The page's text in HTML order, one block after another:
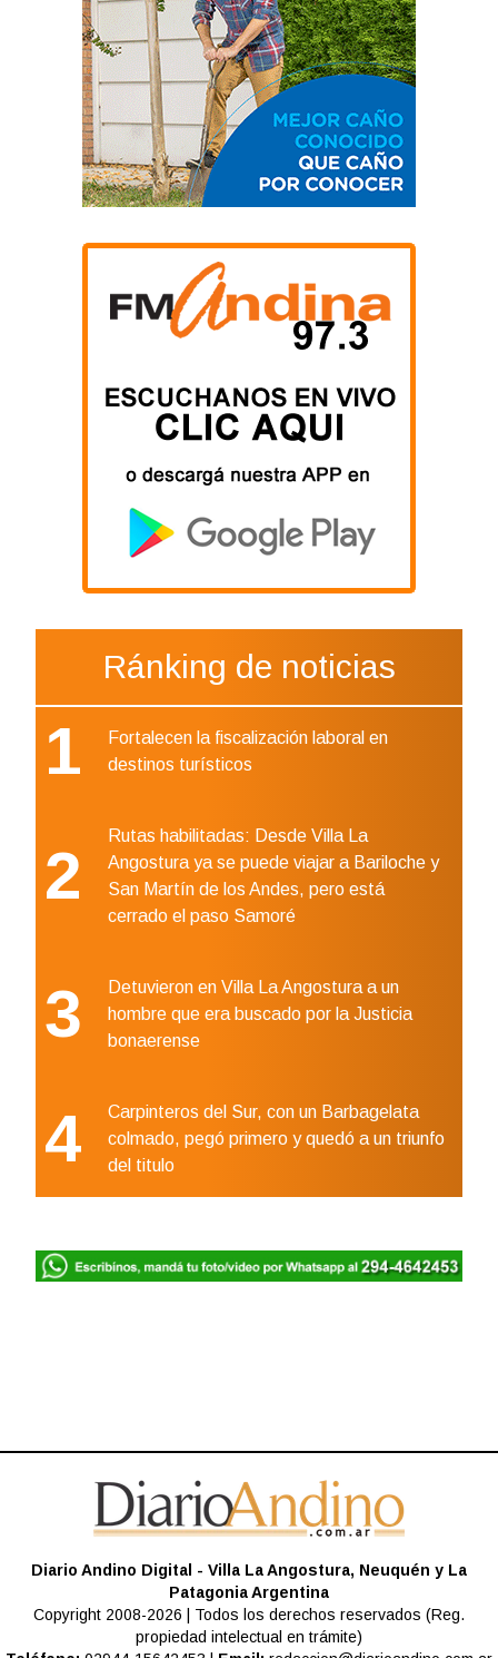
Ránking de noticias
1
Fortalecen la fiscalización laboral en
destinos turísticos
2
Rutas habilitadas: Desde Villa La
Angostura ya se puede viajar a Bariloche y
San Martín de los Andes, pero está
cerrado el paso Samoré
3
Detuvieron en Villa La Angostura a un
hombre que era buscado por la Justicia
bonaerense
4
Carpinteros del Sur, con un Barbagelata
colmado, pegó primero y quedó a un triunfo
del titulo
Diario Andino Digital - Villa La Angostura, Neuquén y La
Patagonia Argentina
Copyright 2008-2026 | Todos los derechos reservados (Reg.
propiedad intelectual en trámite)